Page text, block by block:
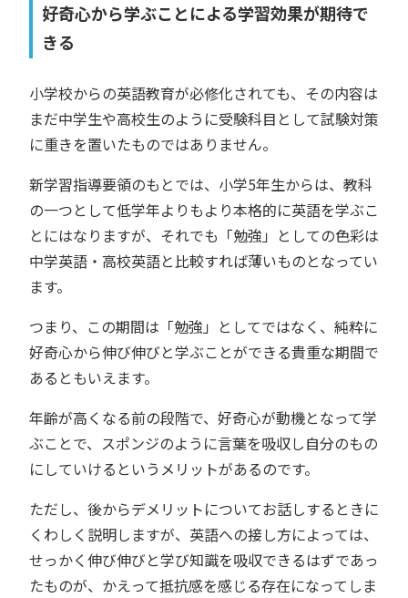
好奇心から学ぶことによる学習効果が期待で
きる
小学校からの英語教育が必修化されても、その内容は
まだ中学生や高校生のように受験科目として試験対策
に重きを置いたものではありません。
新学習指導要領のもとでは、小学5年生からは、教科
の一つとして低学年よりもより本格的に英語を学ぶこ
とにはなりますが、それでも「勉強」としての色彩は
中学英語・高校英語と比較すれば薄いものとなってい
ます。
つまり、この期間は「勉強」としてではなく、純粋に
好奇心から伸び伸びと学ぶことができる貴重な期間で
あるともいえます。
年齢が高くなる前の段階で、好奇心が動機となって学
ぶことで、スポンジのように言葉を吸収し自分のもの
にしていけるというメリットがあるのです。
ただし、後からデメリットについてお話しするときに
くわしく説明しますが、英語への接し方によっては、
せっかく伸び伸びと学び知識を吸収できるはずであっ
たものが、かえって抵抗感を感じる存在になってしま